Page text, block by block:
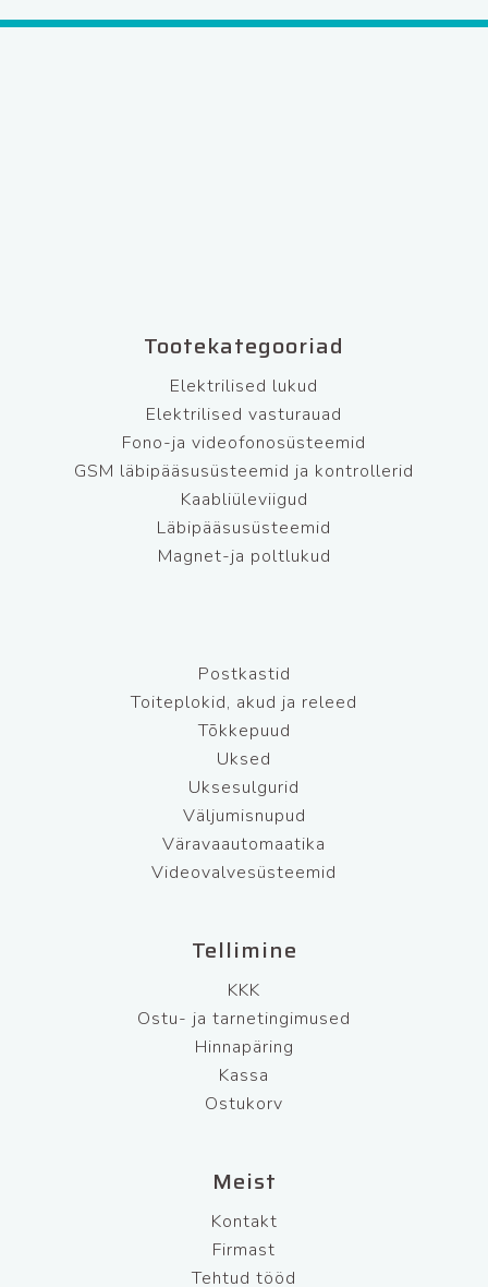
Tootekategooriad
Elektrilised lukud
Elektrilised vasturauad
Fono-ja videofonosüsteemid
GSM läbipääsusüsteemid ja kontrollerid
Kaabliüleviigud
Läbipääsusüsteemid
Magnet-ja poltlukud
Postkastid
Toiteplokid, akud ja releed
Tõkkepuud
Uksed
Uksesulgurid
Väljumisnupud
Väravaautomaatika
Videovalvesüsteemid
Tellimine
KKK
Ostu- ja tarnetingimused
Hinnapäring
Kassa
Ostukorv
Meist
Kontakt
Firmast
Tehtud tööd